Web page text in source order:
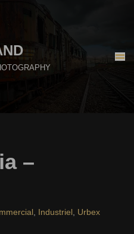
–
, Industriel , Urbex